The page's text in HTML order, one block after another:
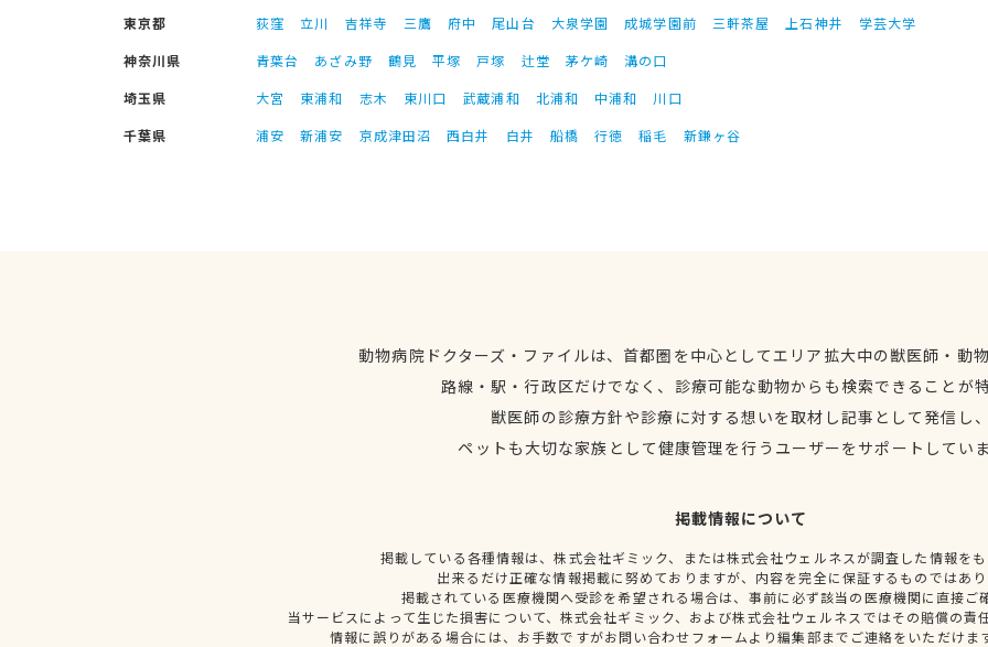
東京都 荻窪 立川 吉祥寺 三鷹 府中 尾山台 大泉学園 成城学園前 三軒茶屋 上石神井
学芸大学
神奈川県
青葉台 あざみ野 鶴見 平塚 戸塚 辻堂 茅ケ崎
溝の口
埼玉県
大宮 東浦和 志木 東川口 武蔵浦和 北浦和 中浦和
川口
千葉県
浦安 新浦安 京成津田沼 西白井 白井 船橋 行徳 稲毛 新鎌ヶ谷
動物病院ドクターズ・ファイルは、首都圏を中心としてエリア拡大中の獣医師・動
路線・駅・行政区だけでなく、診療可能な動物からも検索できることが
獣医師の診療方針や診療に対する想いを取材し記事として発信し
ペットも大切な家族として健康管理を行うユーザーをサポートしてい
掲載情報について
掲載している各種情報は、株式会社ギミック、または株式会社ウェルネスが調査した情報を
出来るだけ正確な情報掲載に努めておりますが、内容を完全に保証するものではあ
掲載されている医療機関へ受診を希望される場合は、事前に必ず該当の医療機関に直接ご
当サービスによって生じた損害について、株式会社ギミック、および株式会社ウェルネスではその賠償の責
情報に誤りがある場合には、お手数ですがお問い合わせフォームより編集部までご連絡をいただけま